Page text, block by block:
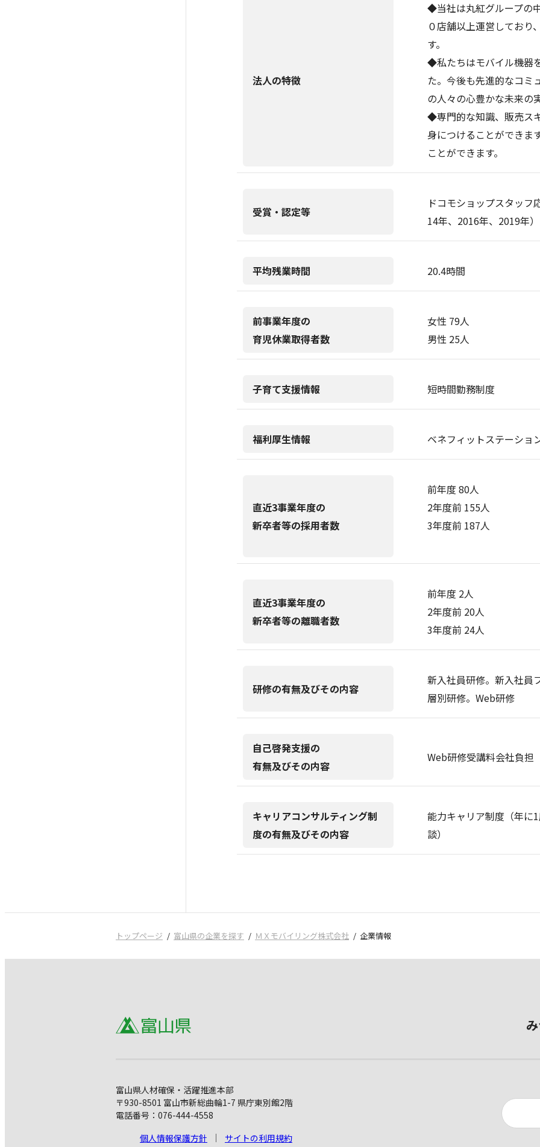
法人の特徴
◆当社は丸紅グループの
０店舗以上運営しており
す。
◆私たちはモバイル機器
た。今後も先進的なコミ
の人々の心豊かな未来の
◆専門的な知識、販売ス
身につけることができま
ことができます。
受賞・認定等
ドコモショップスタッ
14年、2016年、2019年）
平均残業時間 20.4時間
前事業年度の
育児休業取得者数
女性 79人
男性 25人
子育て支援情報 短時間勤務制度
福利厚生情報 ベネフィットステーショ
直近3事業年度の
新卒者等の採用者数
前年度 80人
2年度前 155人
3年度前 187人
直近3事業年度の
新卒者等の離職者数
前年度 2人
2年度前 20人
3年度前 24人
研修の有無及びその内容
新入社員研修。新入社員
層別研修。Web研修
自己啓発支援の
有無及びその内容
Web研修受講料会社負担
キャリアコンサルティング制
度の有無及びその内容
能力キャリア制度（年に
談）
トップページ 富山県の企業を探す ＭＸモバイリング株式会社 企業情報
富山県人材確保・活躍推進本部
〒930-8501 富山市新総曲輪1-7 県庁東別館2階
電話番号：076-444-4558
個人情報保護方針
サイトの利用規約